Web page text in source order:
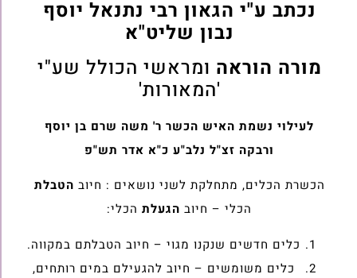
נכתב ע"י הגאון רבי נתנאל יוסף
נבון שליט"א
מורה הוראה ומראשי הכולל שע"י
'המאורות'
לעילוי נשמת האיש הכשר ר' משה שרם בן יוסף
ורבקה זצ"ל נלב"ע כ"א אדר תש"פ
הכשרת הכלים, מתחלקת לשני נושאים : חיוב הטבלת
הכלי – חיוב הגעלת הכלי:
כלים חדשים שנקנו מגוי – חיוב הטבלתם במקווה.
כלים משומשים – חיוב להגעילם במים רותחים,